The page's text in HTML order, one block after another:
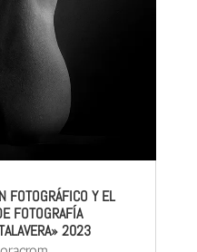
FOTOGRÁFICO Y EL
FOTOGRAFÍA
2023